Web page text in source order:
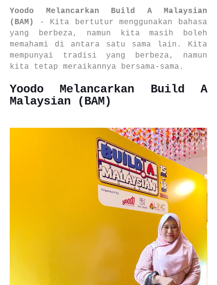
Yoodo Melancarkan Build A Malaysian
(BAM)
- Kita bertutur menggunakan bahasa
yang berbeza, namun kita masih boleh
memahami di antara satu sama lain. Kita
mempunyai tradisi yang berbeza, namun
kita tetap meraikannya bersama-sama.
Yoodo Melancarkan Build A
Malaysian (BAM)